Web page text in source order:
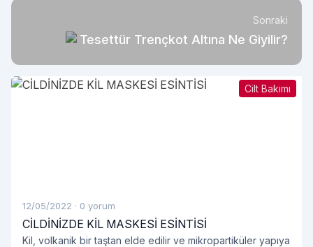
Sonraki
Tesettür Trençkot Altına Ne Giyilir?
Cilt Bakımı
12/05/2022 · 0 yorum
CİLDİNİZDE KİL MASKESİ ESİNTİSİ
Kil, volkanik bir taştan elde edilir ve mikropartiküler yapıya